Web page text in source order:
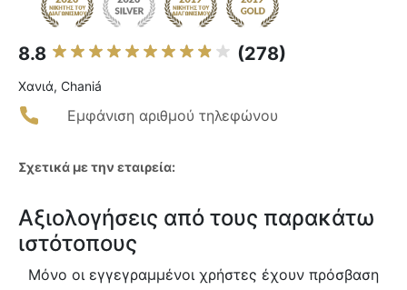
8.8 (278)
Χανιά, Chaniá
Εμφάνιση αριθμού τηλεφώνου
Σχετικά με την εταιρεία:
Αξιολογήσεις από τους παρακάτω
ιστότοπους
Μόνο οι εγγεγραμμένοι χρήστες έχουν πρόσβαση